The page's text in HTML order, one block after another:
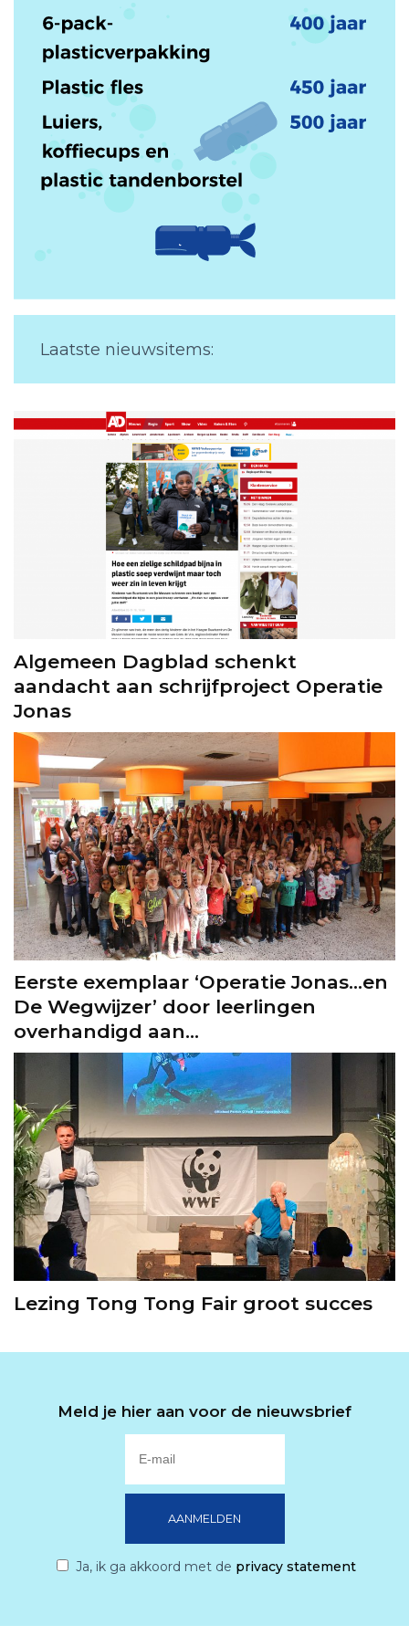
Word Sponsor
Doneer
Laatste nieuwsitems:
Algemeen Dagblad schenkt
aandacht aan schrijfproject Operatie
Jonas
Eerste exemplaar ‘Operatie Jonas…en
De Wegwijzer’ door leerlingen
overhandigd aan...
Lezing Tong Tong Fair groot succes
Meld je hier aan voor de nieuwsbrief
Ja, ik ga akkoord met de privacy statement